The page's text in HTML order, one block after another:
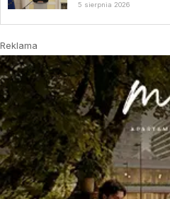
5 sierpnia 2026
Reklama